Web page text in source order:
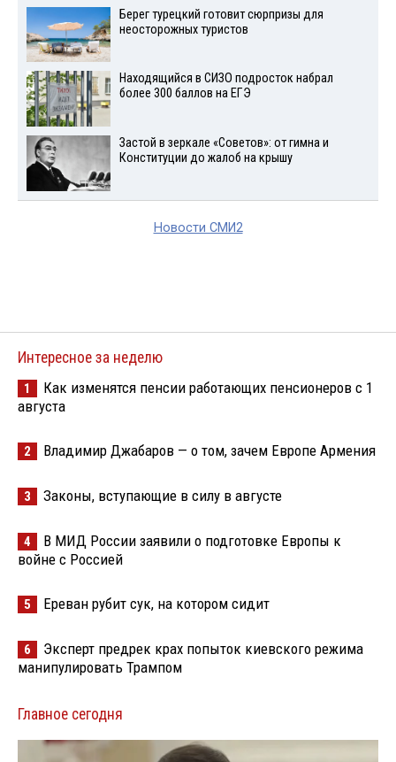
Берег турецкий готовит сюрпризы для
неосторожных туристов
Находящийся в СИЗО подросток набрал
более 300 баллов на ЕГЭ
Застой в зеркале «Советов»: от гимна и
Конституции до жалоб на крышу
Новости СМИ2
Интересное за неделю
1
Как изменятся пенсии работающих пенсионеров с 1
августа
2 Владимир Джабаров — о том, зачем Европе Армения
3 Законы, вступающие в силу в августе
4
В МИД России заявили о подготовке Европы к
войне с Россией
5 Ереван рубит сук, на котором сидит
6
Эксперт предрек крах попыток киевского режима
манипулировать Трампом
Главное сегодня